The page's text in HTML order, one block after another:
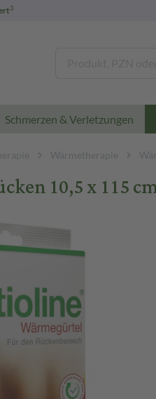
3
Schmerzen & Verletzungen
Wärmetherapie
10,5 x 115